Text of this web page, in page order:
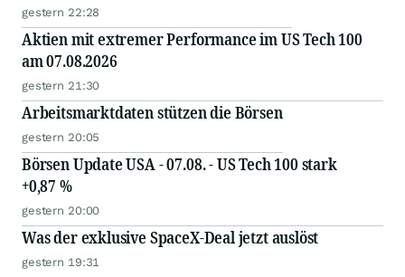
gestern 22:28
Aktien mit extremer Performance im US Tech 100
am 07.08.2026
gestern 21:30
Arbeitsmarktdaten stützen die Börsen
gestern 20:05
Börsen Update USA - 07.08. - US Tech 100 stark
+0,87 %
gestern 20:00
Was der exklusive SpaceX-Deal jetzt auslöst
gestern 19:31